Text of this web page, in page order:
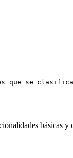
básicas y